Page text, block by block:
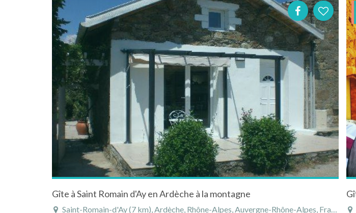
Gîte à Saint Romain d'Ay en Ardèche à la montagne
Saint-Romain-d'Ay (7 km), Ardèche, Rhône-Alpes, Auvergne-Rhône-Alpes, France